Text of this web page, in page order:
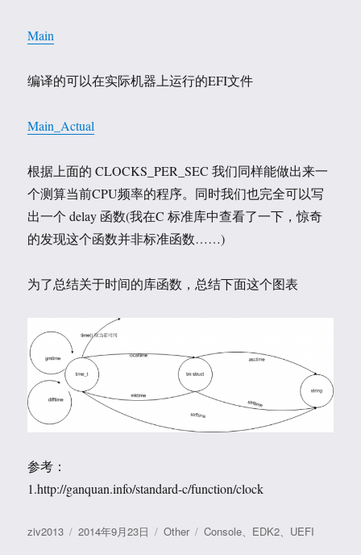
Main
编译的可以在实际机器上运行的EFI文件
Main_Actual
根据上面的 CLOCKS_PER_SEC 我们同样能做出来一
个测算当前CPU频率的程序。同时我们也完全可以写
出一个 delay 函数(我在C 标准库中查看了一下，惊奇
的发现这个函数并非标准函数……)
为了总结关于时间的库函数，总结下面这个图表
参考：
1.http://ganquan.info/standard-c/function/clock
作
ziv2013
发
2014年9月23日
分
Other
标
Console、 EDK2、 UEFI